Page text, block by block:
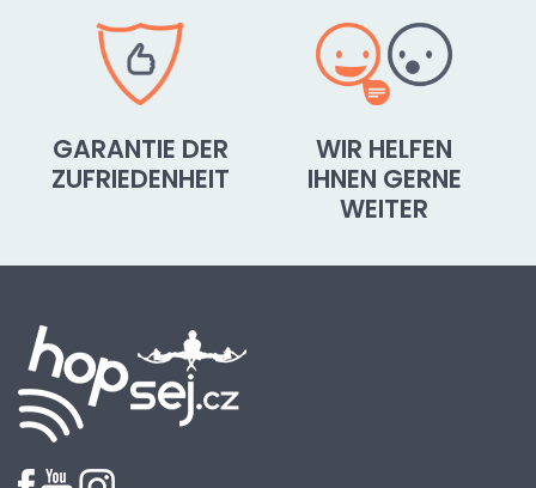
GARANTIE DER
ZUFRIEDENHEIT
WIR HELFEN
IHNEN GERNE
WEITER